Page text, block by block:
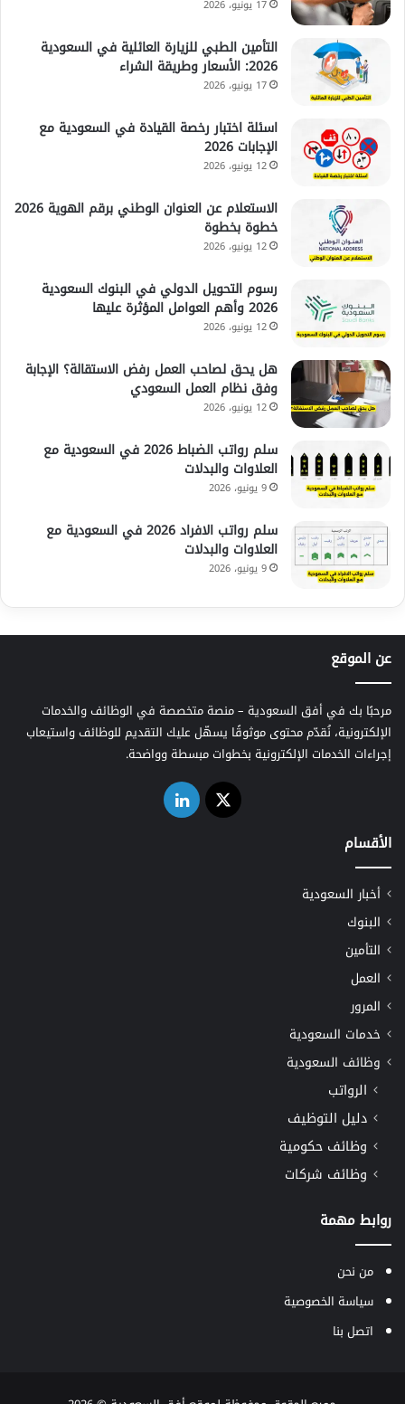
17 يونيو، 2026
التأمين الطبي للزيارة العائلية في السعودية
2026: الأسعار وطريقة الشراء
17 يونيو، 2026
اسئلة اختبار رخصة القيادة في السعودية مع
الإجابات 2026
12 يونيو، 2026
الاستعلام عن العنوان الوطني برقم الهوية 2026
خطوة بخطوة
12 يونيو، 2026
رسوم التحويل الدولي في البنوك السعودية
2026 وأهم العوامل المؤثرة عليها
12 يونيو، 2026
هل يحق لصاحب العمل رفض الاستقالة؟ الإجابة
وفق نظام العمل السعودي
12 يونيو، 2026
سلم رواتب الضباط 2026 في السعودية مع
العلاوات والبدلات
9 يونيو، 2026
سلم رواتب الافراد 2026 في السعودية مع
العلاوات والبدلات
9 يونيو، 2026
عن الموقع
مرحبًا بك في أفق السعودية – منصة متخصصة في الوظائف والخدمات
الإلكترونية، نُقدّم محتوى موثوقًا يسهّل عليك التقديم للوظائف واستيعاب
إجراءات الخدمات الإلكترونية بخطوات مبسطة وواضحة.
‫X لينكدإن
الأقسام
أخبار السعودية
البنوك
التأمين
العمل
المرور
خدمات السعودية
وظائف السعودية
الرواتب
دليل التوظيف
وظائف حكومية
وظائف شركات
روابط مهمة
من نحن
سياسة الخصوصية
اتصل بنا